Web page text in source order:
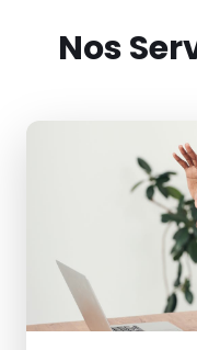
Nous faisons
terrain et utilisons
les
Nos